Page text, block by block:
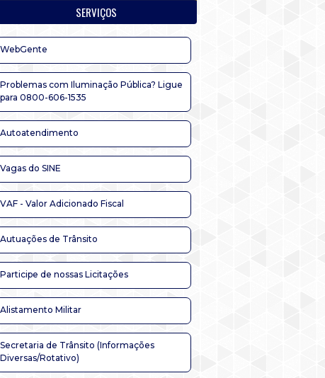
SERVIÇOS
WebGente
Problemas com Iluminação Pública? Ligue
para 0800-606-1535
Autoatendimento
Vagas do SINE
VAF - Valor Adicionado Fiscal
Autuações de Trânsito
Participe de nossas Licitações
Alistamento Militar
Secretaria de Trânsito (Informações
Diversas/Rotativo)